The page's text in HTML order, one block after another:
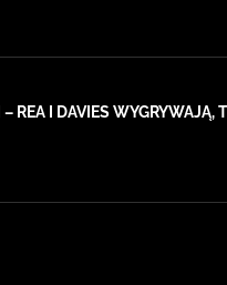
REA I DAVIES WYGRYWAJĄ,